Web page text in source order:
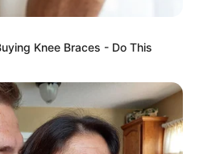
Knee Braces - Do This